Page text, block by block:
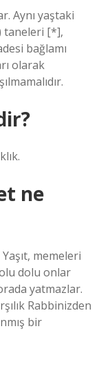
Aynı yaştaki
taneleri [*],
bağlamı
olarak
ne
memeleri
dolu onlar
yatmazlar.
Rabbinizden
bir